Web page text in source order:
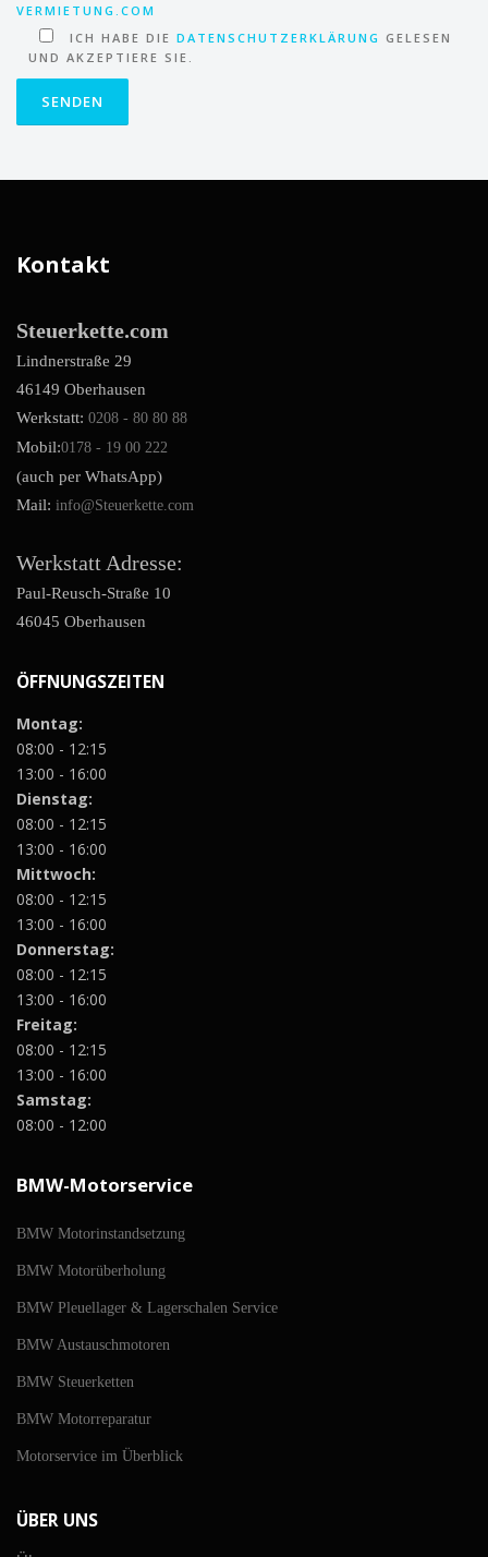
VERMIETUNG.COM
ICH HABE DIE DATENSCHUTZERKLÄRUNG GELESEN
UND AKZEPTIERE SIE.
Kontakt
Steuerkette.com
Lindnerstraße 29
46149 Oberhausen
Werkstatt: 0208 - 80 80 88
Mobil:0178 - 19 00 222
(auch per WhatsApp)
Mail: info@Steuerkette.com
Werkstatt Adresse:
Paul-Reusch-Straße 10
46045 Oberhausen
ÖFFNUNGSZEITEN
Montag:
08:00 - 12:15
13:00 - 16:00
Dienstag:
08:00 - 12:15
13:00 - 16:00
Mittwoch:
08:00 - 12:15
13:00 - 16:00
Donnerstag:
08:00 - 12:15
13:00 - 16:00
Freitag:
08:00 - 12:15
13:00 - 16:00
Samstag:
08:00 - 12:00
BMW-Motorservice
BMW Motorinstandsetzung
BMW Motorüberholung
BMW Pleuellager & Lagerschalen Service
BMW Austauschmotoren
BMW Steuerketten
BMW Motorreparatur
Motorservice im Überblick
ÜBER UNS